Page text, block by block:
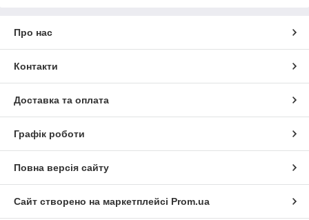
Про нас
Контакти
Доставка та оплата
Графік роботи
Повна версія сайту
Сайт створено на маркетплейсі Prom.ua